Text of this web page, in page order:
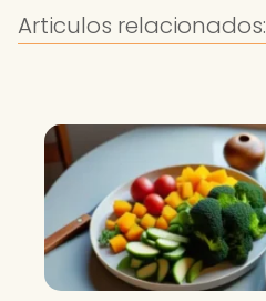
Articulos relacionados: